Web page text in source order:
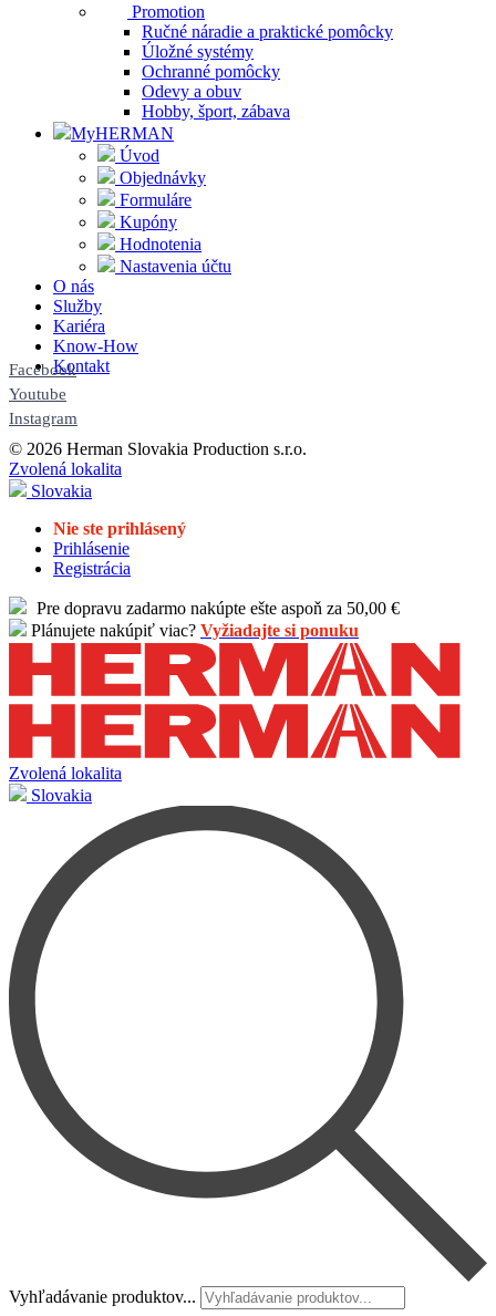
Promotion
Ručné náradie a praktické pomôcky
Úložné systémy
Ochranné pomôcky
Odevy a obuv
Hobby, šport, zábava
MyHERMAN
Úvod
Objednávky
Formuláre
Kupóny
Hodnotenia
Nastavenia účtu
O nás
Služby
Kariéra
Know-How
Kontakt
Facebook
Youtube
Instagram
© 2026 Herman Slovakia Production s.r.o.
Zvolená lokalita
Slovakia
Nie ste prihlásený
Prihlásenie
Registrácia
Pre dopravu zadarmo nakúpte ešte aspoň za 50,00 €
Plánujete nakúpiť viac? Vyžiadajte si ponuku
Zvolená lokalita
Slovakia
Vyhľadávanie produktov...